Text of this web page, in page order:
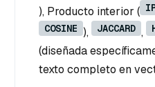
), Producto interior (
COSINE ), JACCARD ,
(diseñada
texto completo en